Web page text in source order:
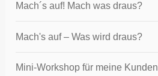
Mach´s auf! Mach was draus?
Mach's auf – Was wird draus?
Mini-Workshop für meine Kunden